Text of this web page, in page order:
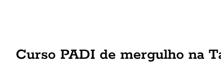
Curso PADI de mergulho na